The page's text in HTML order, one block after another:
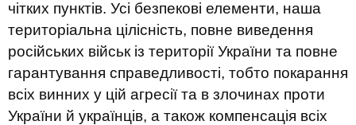
чітких пунктів. Усі безпекові елементи, наша
територіальна цілісність, повне виведення
російських військ із території України та повне
гарантування справедливості, тобто покарання
всіх винних у цій агресії та в злочинах проти
України й українців, а також компенсація всіх